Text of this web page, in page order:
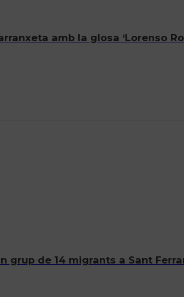
amb la glosa ‘Lorenso
grup de 14 migrants a Sant